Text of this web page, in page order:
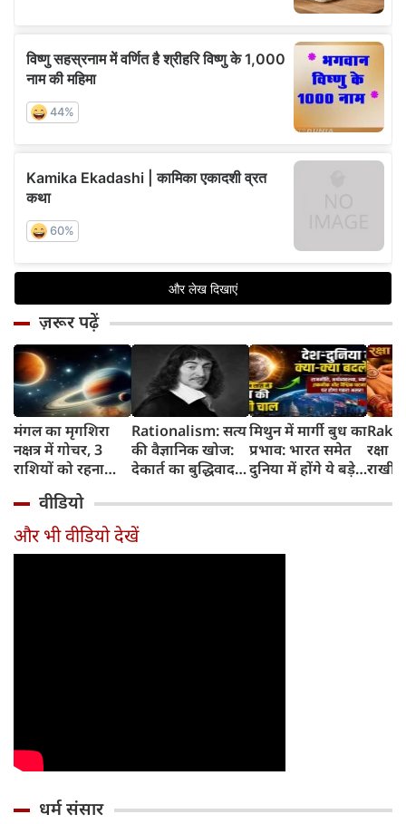
ज़रूर पढ़ें
मंगल का मृगशिरा
नक्षत्र में गोचर, 3
राशियों को रहना
सावधान
Rationalism: सत्य
की वैज्ञानिक खोज:
देकार्त का बुद्धिवाद
का जन्म
मिथुन में मार्गी बुध का
प्रभाव: भारत समेत
दुनिया में होंगे ये बड़े
रक्षा
राखी
वीडियो
और भी वीडियो देखें
धर्म संसार